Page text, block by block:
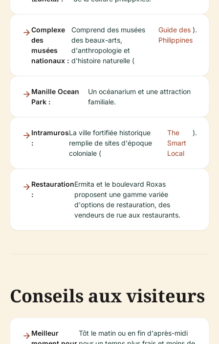
Complexe
des
musées
nationaux :
Comprend des musées
des beaux-arts,
d'anthropologie et
d'histoire naturelle (
Guide des
Philippines
).
Manille Ocean
Park :
Un océanarium et une attraction
familiale.
Intramuros
:
La ville fortifiée historique
remplie de sites d'époque
coloniale (
The
Smart
Local
).
Restauration
:
Ermita et le boulevard Roxas
proposent une gamme variée
d'options de restauration, des
vendeurs de rue aux restaurants.
Conseils aux visiteurs
Meilleur
Tôt le matin ou en fin d'après-midi